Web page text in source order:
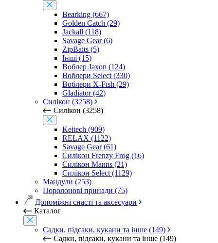
Bearking (667)
Golden Catch (29)
Jackall (118)
Savage Gear (6)
ZipBaits (5)
Інші (15)
Воблер Jaxon (124)
Воблери Select (330)
Воблери X-Fish (29)
Gladiator (42)
Силікон (3258)
Силікон (3258)
Keitech (909)
RELAX (1122)
Savage Gear (61)
Силікон Frenzy Frog (16)
Силікон Manns (21)
Силікон Select (1129)
Мандули (253)
Поролонові принади (75)
Допоміжні снасті та аксесуари
Каталог
Садки, підсаки, кукани та інше (149)
Садки, підсаки, кукани та інше (149)